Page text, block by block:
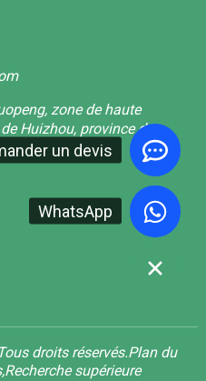
un devis
WhatsApp
zone de haute
Huizhou, province du
droits réservés.Plan du
Recherche supérieure